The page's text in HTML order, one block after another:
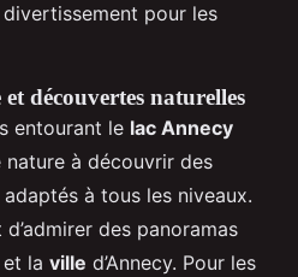
pour les
découvertes naturelles
entourant le lac Annecy
à découvrir des
adaptés à tous les niveaux.
des panoramas
la ville d’Annecy. Pour les